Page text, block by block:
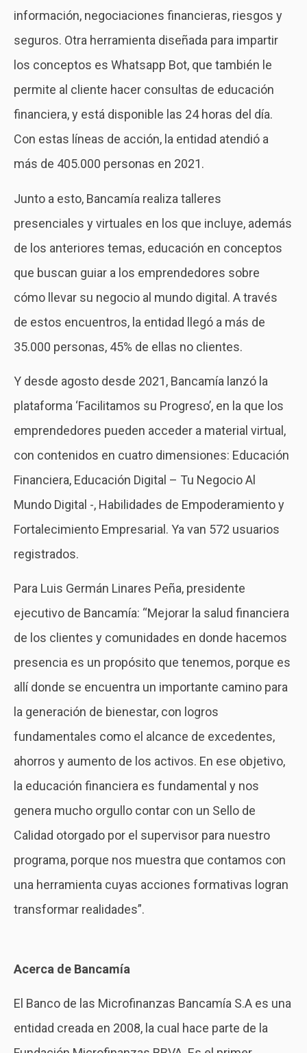
información, negociaciones financieras, riesgos y
seguros. Otra herramienta diseñada para impartir
los conceptos es Whatsapp Bot, que también le
permite al cliente hacer consultas de educación
financiera, y está disponible las 24 horas del día.
Con estas líneas de acción, la entidad atendió a
más de 405.000 personas en 2021.
Junto a esto, Bancamía realiza talleres
presenciales y virtuales en los que incluye, además
de los anteriores temas, educación en conceptos
que buscan guiar a los emprendedores sobre
cómo llevar su negocio al mundo digital. A través
de estos encuentros, la entidad llegó a más de
35.000 personas, 45% de ellas no clientes.
Y desde agosto desde 2021, Bancamía lanzó la
plataforma ‘Facilitamos su Progreso’, en la que los
emprendedores pueden acceder a material virtual,
con contenidos en cuatro dimensiones: Educación
Financiera, Educación Digital – Tu Negocio Al
Mundo Digital -, Habilidades de Empoderamiento y
Fortalecimiento Empresarial. Ya van 572 usuarios
registrados.
Para Luis Germán Linares Peña, presidente
ejecutivo de Bancamía: “Mejorar la salud financiera
de los clientes y comunidades en donde hacemos
presencia es un propósito que tenemos, porque es
allí donde se encuentra un importante camino para
la generación de bienestar, con logros
fundamentales como el alcance de excedentes,
ahorros y aumento de los activos. En ese objetivo,
la educación financiera es fundamental y nos
genera mucho orgullo contar con un Sello de
Calidad otorgado por el supervisor para nuestro
programa, porque nos muestra que contamos con
una herramienta cuyas acciones formativas logran
transformar realidades”.
Acerca de Bancamía
El Banco de las Microfinanzas Bancamía S.A es una
entidad creada en 2008, la cual hace parte de la